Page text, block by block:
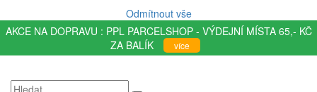
Odmítnout vše
AKCE NA DOPRAVU : PPL PARCELSHOP - VÝDEJNÍ MÍSTA 65,- KČ
ZA BALÍK
více